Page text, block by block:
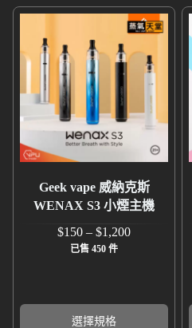
Geek vape 威納克斯
WENAX S3 小煙主機
$150 – $1,200
已售 450 件
選擇規格